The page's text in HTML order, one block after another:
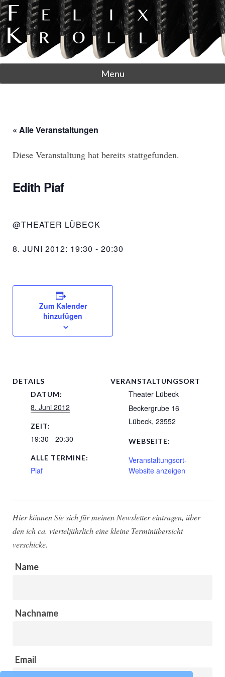
Menu
« Alle Veranstaltungen
Diese Veranstaltung hat bereits stattgefunden.
Edith Piaf
@THEATER LÜBECK
8. JUNI 2012: 19:30 - 20:30
Zum Kalender
hinzufügen
DETAILS
DATUM:
8. Juni 2012
ZEIT:
19:30 - 20:30
ALLE TERMINE:
Piaf
VERANSTALTUNGSORT
Theater Lübeck
Beckergrube 16
Lübeck, 23552
WEBSEITE:
Veranstaltungsort-
Website anzeigen
Hier können Sie sich für meinen Newsletter eintragen, über
den ich ca. vierteljährlich eine kleine Terminübersicht
verschicke.
Name
Nachname
Email